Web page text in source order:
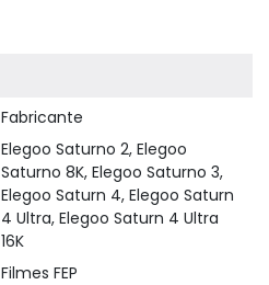
Fabricante
Elegoo Saturno 2, Elegoo
Saturno 8K, Elegoo Saturno 3,
Elegoo Saturn 4, Elegoo Saturn
4 Ultra, Elegoo Saturn 4 Ultra
16K
Filmes FEP